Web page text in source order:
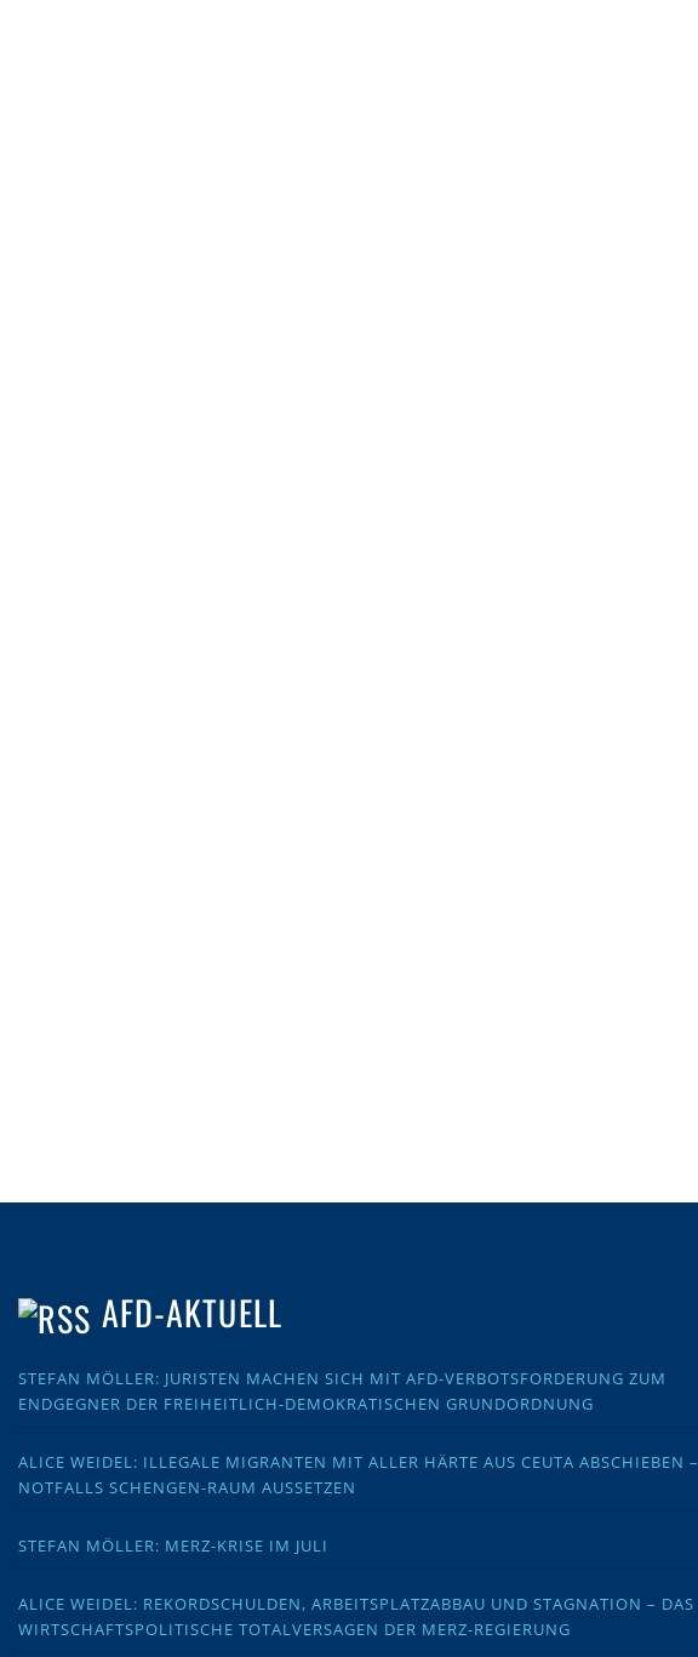
AFD-AKTUELL
STEFAN MÖLLER: JURISTEN MACHEN SICH MIT AFD-VERBOTSFORDERUNG ZUM
ENDGEGNER DER FREIHEITLICH-DEMOKRATISCHEN GRUNDORDNUNG
ALICE WEIDEL: ILLEGALE MIGRANTEN MIT ALLER HÄRTE AUS CEUTA ABSCHIEBEN –
NOTFALLS SCHENGEN-RAUM AUSSETZEN
STEFAN MÖLLER: MERZ-KRISE IM JULI
ALICE WEIDEL: REKORDSCHULDEN, ARBEITSPLATZABBAU UND STAGNATION – DAS
WIRTSCHAFTSPOLITISCHE TOTALVERSAGEN DER MERZ-REGIERUNG